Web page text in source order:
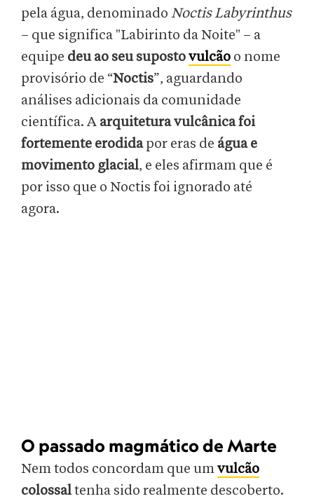
pela água, denominado Noctis Labyrinthus
– que significa "Labirinto da Noite" – a
equipe deu ao seu supostovulcão o nome
provisório de “Noctis”, aguardando
análises adicionais da comunidade
científica. A arquitetura vulcânica foi
fortemente erodidapor eras de água e
movimento glacial, e eles afirmam que é
por isso que o Noctis foi ignorado até
agora.
O passado magmático de Marte
Nem todos concordam que umvulcão
colossaltenha sido realmente descoberto.